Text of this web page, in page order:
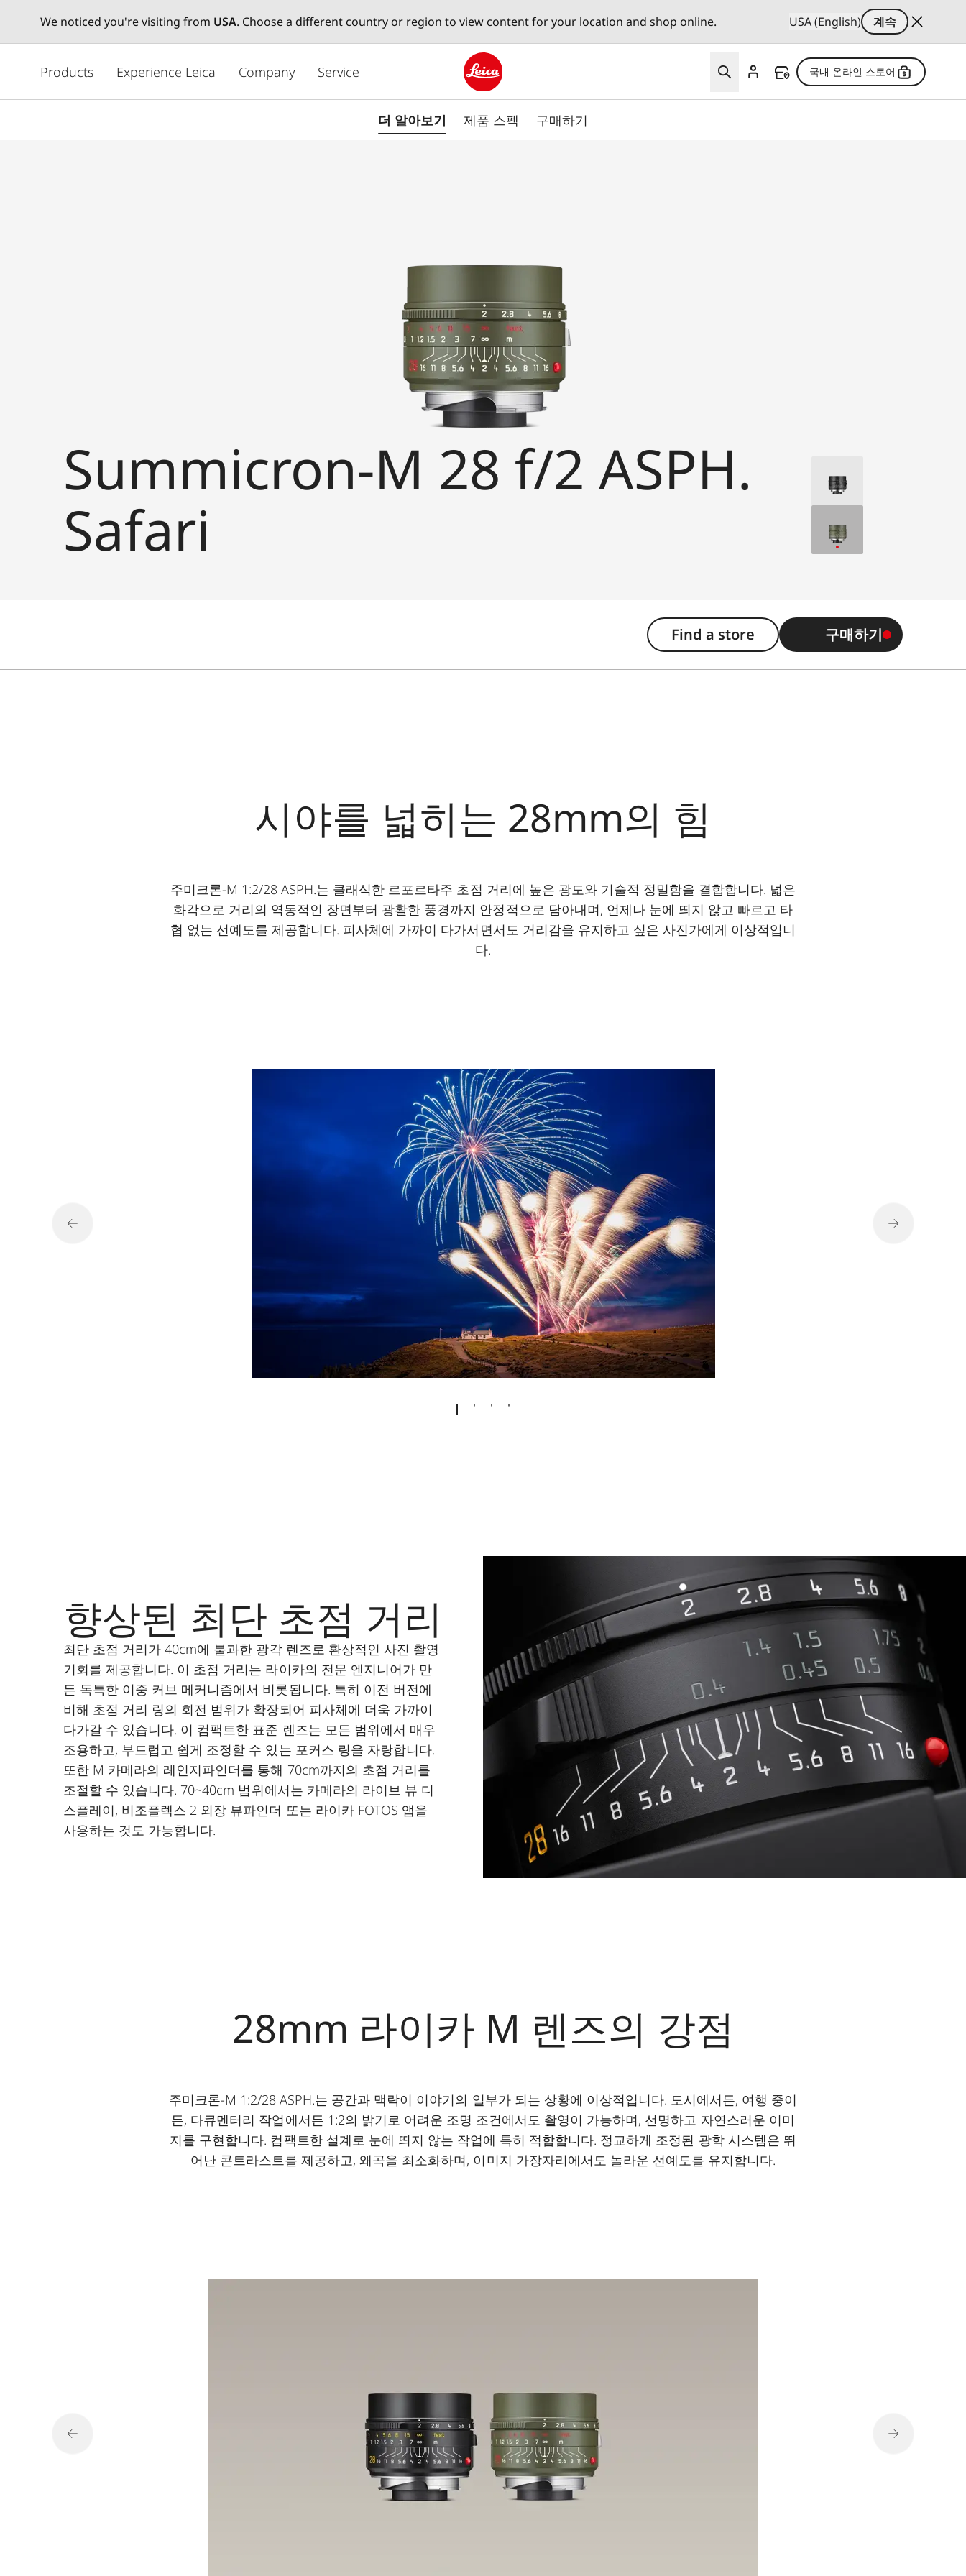
We noticed you're visiting from USA. Choose a different country or region to view content for your location and shop online. USA (English)
계속
텐
Products Experience Leica Company Service
Leica logo - Home
국내 온라인 스토어
더 알아보기 제품 스펙 구매하기
Summicron-M 28 f/2 ASPH.
Safari
Find a store 구매하기
시야를 넓히는 28mm의 힘
주미크론-M 1:2/28 ASPH.는 클래식한 르포르타주 초점 거리에 높은 광도와 기술적 정밀함을 결합합니다. 넓은
화각으로 거리의 역동적인 장면부터 광활한 풍경까지 안정적으로 담아내며, 언제나 눈에 띄지 않고 빠르고 타
협 없는 선예도를 제공합니다. 피사체에 가까이 다가서면서도 거리감을 유지하고 싶은 사진가에게 이상적입니
다.
향상된 최단 초점 거리
최단 초점 거리가 40cm에 불과한 광각 렌즈로 환상적인 사진 촬영
기회를 제공합니다. 이 초점 거리는 라이카의 전문 엔지니어가 만
든 독특한 이중 커브 메커니즘에서 비롯됩니다. 특히 이전 버전에
비해 초점 거리 링의 회전 범위가 확장되어 피사체에 더욱 가까이
다가갈 수 있습니다. 이 컴팩트한 표준 렌즈는 모든 범위에서 매우
조용하고, 부드럽고 쉽게 조정할 수 있는 포커스 링을 자랑합니다.
또한 M 카메라의 레인지파인더를 통해 70cm까지의 초점 거리를
조절할 수 있습니다. 70~40cm 범위에서는 카메라의 라이브 뷰 디
스플레이, 비조플렉스 2 외장 뷰파인더 또는 라이카 FOTOS 앱을
사용하는 것도 가능합니다.
28mm 라이카 M 렌즈의 강점
주미크론-M 1:2/28 ASPH.는 공간과 맥락이 이야기의 일부가 되는 상황에 이상적입니다. 도시에서든, 여행 중이
든, 다큐멘터리 작업에서든 1:2의 밝기로 어려운 조명 조건에서도 촬영이 가능하며, 선명하고 자연스러운 이미
지를 구현합니다. 컴팩트한 설계로 눈에 띄지 않는 작업에 특히 적합합니다. 정교하게 조정된 광학 시스템은 뛰
어난 콘트라스트를 제공하고, 왜곡을 최소화하며, 이미지 가장자리에서도 놀라운 선예도를 유지합니다.